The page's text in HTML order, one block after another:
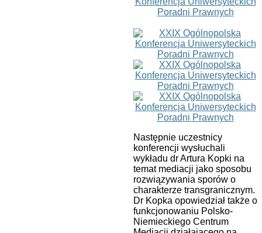
Następnie uczestnicy
konferencji wysłuchali
wykładu dr Artura Kopki na
temat mediacji jako sposobu
rozwiązywania sporów o
charakterze transgranicznym.
Dr Kopka opowiedział także o
funkcjonowaniu Polsko-
Niemieckiego Centrum